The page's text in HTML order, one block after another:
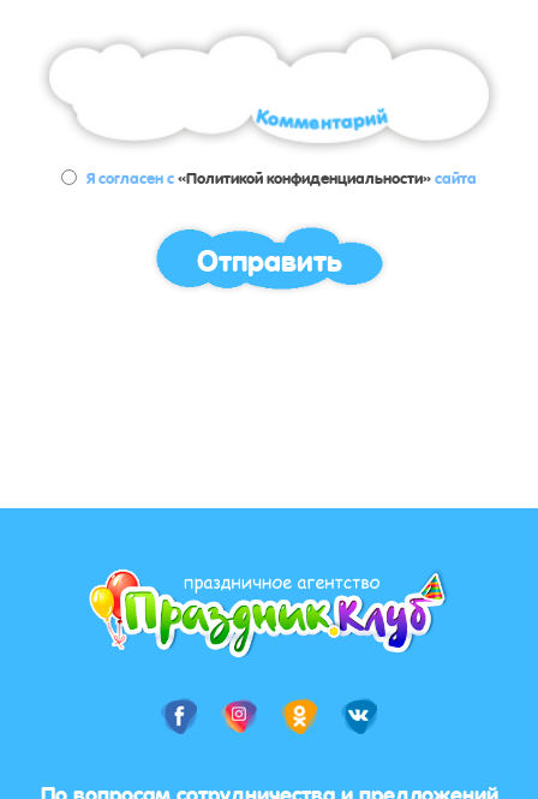
Я согласен с«Политикой конфиденциальности»сайта
Отправить